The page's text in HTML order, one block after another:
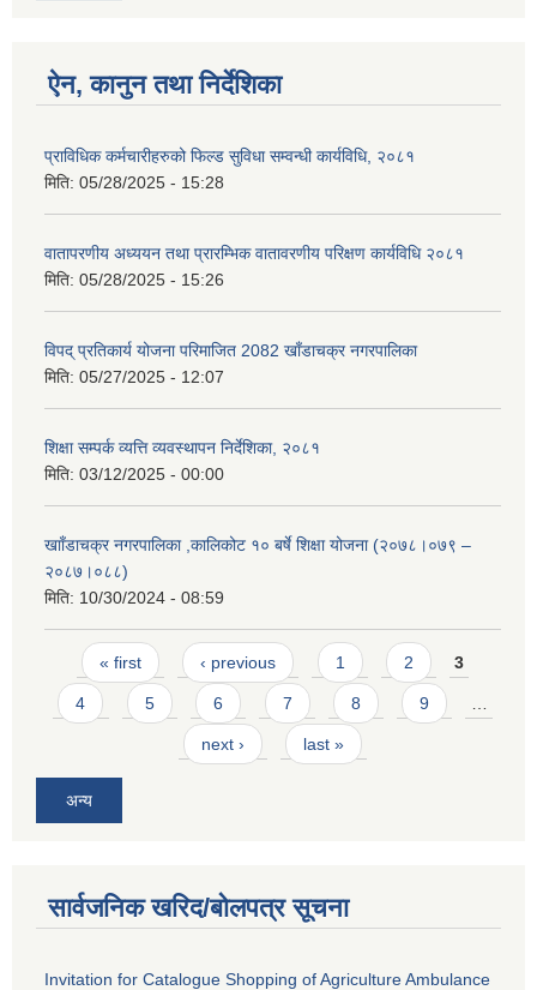
ऐन, कानुन तथा निर्देशिका
प्राविधिक कर्मचारीहरुको फिल्ड सुविधा सम्वन्धी कार्यविधि, २०८१
मिति: 05/28/2025 - 15:28
वातापरणीय अध्ययन तथा प्रारम्भिक वातावरणीय परिक्षण कार्यविधि २०८१
मिति: 05/28/2025 - 15:26
विपद् प्रतिकार्य योजना परिमाजित 2082 खाँडाचक्र नगरपालिका
मिति: 05/27/2025 - 12:07
शिक्षा सम्पर्क व्यत्ति व्यवस्थापन निर्देशिका, २०८१
मिति: 03/12/2025 - 00:00
खााँडाचक्र नगरपालिका ,कालिकोट १० बर्षे शिक्षा योजना (२०७८।०७९ –
२०८७।०८८)
मिति: 10/30/2024 - 08:59
Pages
« first ‹ previous 1 2 3
4 5 6 7 8 9 …
next › last »
अन्य
सार्वजनिक खरिद/बोलपत्र सूचना
Invitation for Catalogue Shopping of Agriculture Ambulance